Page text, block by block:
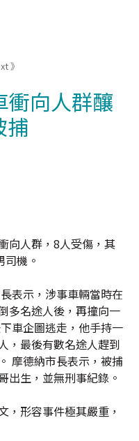
》
衝向人群釀
捕
向人群，8人受傷，其
機。
表示，涉事車輛當時在
多名途人後，再撞向一
車企圖逃走，他手持一
，最後有數名途人趕到
摩德納市長表示，被捕
出生，並無刑事紀錄。
，形容事件極其嚴重，